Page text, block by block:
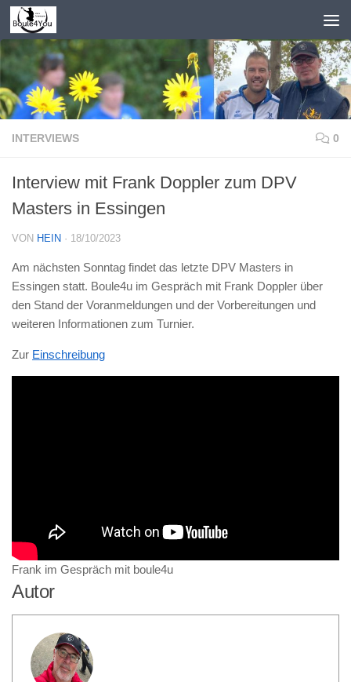
Zum Inhalt springen
INTERVIEWS 0
Interview mit Frank Doppler zum DPV
Masters in Essingen
VON HEIN · 18/10/2023
Am nächsten Sonntag findet das letzte DPV Masters in
Essingen statt. Boule4u im Gespräch mit Frank Doppler über
den Stand der Voranmeldungen und der Vorbereitungen und
weiteren Informationen zum Turnier.
Zur Einschreibung
Frank im Gespräch mit boule4u
Autor